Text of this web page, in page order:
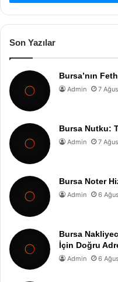
Son Yazılar
Bursa’nın
Admin 7
Bursa Nutku:
Admin 7
Bursa Noter
Admin 6
Bursa
İçin Doğru
Admin 6